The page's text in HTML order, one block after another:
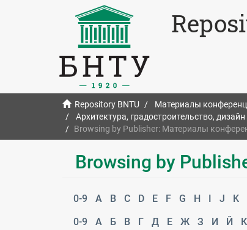
Repository BNTU Материалы
Архитектура, градостроительство,
Browsing by Publisher: Материалы
Browsing by
0-9 A B C D E F G H I J K
0-9
А Б В Г Д Е Ж З И Й К